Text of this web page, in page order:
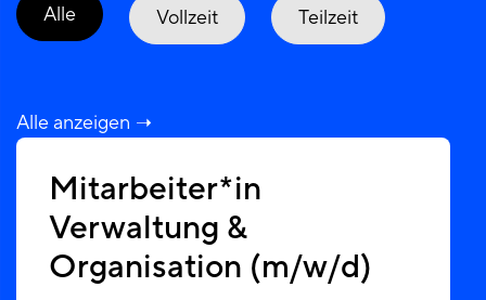
Alle Vollzeit Teilzeit
Alle anzeigen
Mitarbeiter*in
Verwaltung &
Organisation (m/w/d)